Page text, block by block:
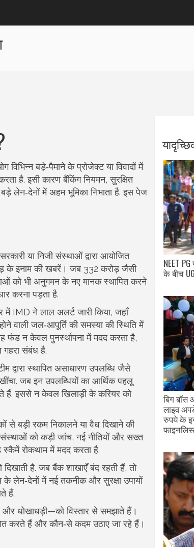
बड़े‑पैमाने के प्रोजेक्ट या विवादों में
है. इसी कारणबैंकिंग नियमन,सुरक्षित
लेन‑देनों में अहम भूमिका निभाता है. इस पेज
सरकारी या निजी संस्थाओं द्वारा आयोजित
के इनाम की खबरें। जब 332 करोड़ जैसी
को भी अनुगमन के नए मानक स्थापित करने
करना पड़ता है.
में IMD ने लाल अलर्ट जारी किया, जहाँ
वाली जल‑आपूर्ति की समस्याकी स्थिति में
न केवल पुनर्स्थापना में मदद करता है,
गहरा संबंध है.
द्वारा स्थापित असाधारण उपलब्धिजैसे
जब इन उपलब्धियों का आर्थिक पहलू
हैं. इससे न केवल खिलाड़ी के करियर को
से बड़ी रकम निकालने या वैध दिखाने की
को कड़ी जांच, नई नीतियों और सख्त
स्कैमें रोकथाम में मदद करता है.
दिखाती है. जब बैंक शाखाएँ बंद रहती हैं, तो
लेन‑देनों में नई तकनीक और सुरक्षा उपायों
हैं.
धोखाधड़ी—को विस्तार से समझाते हैं।
करते हैं और कौन‑से कदम उठाए जा रहे हैं।
NEET
के बीच
बिग बॉस
लाइव
रुपये के